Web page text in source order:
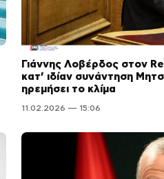
Γιάννης Λοβέρδος στον
κατ’ ιδίαν συνάντηση
ηρεμήσει το κλίμα
11.02.2026 — 15:06